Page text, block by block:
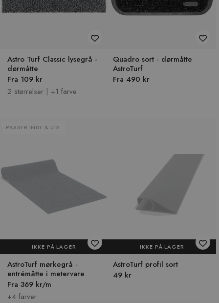
Astro Turf Classic lysegrå -
dørmåtte
Fra 109 kr
2 størrelser | +1 farve
Quadro sort - dørmåtte
AstroTurf
Fra 490 kr
PASSER INDE & UDE
IKKE PÅ LAGER
AstroTurf mørkegrå -
entrémåtte i metervare
Fra 369 kr/m
+4 farver
IKKE PÅ LAGER
AstroTurf profil sort
49 kr